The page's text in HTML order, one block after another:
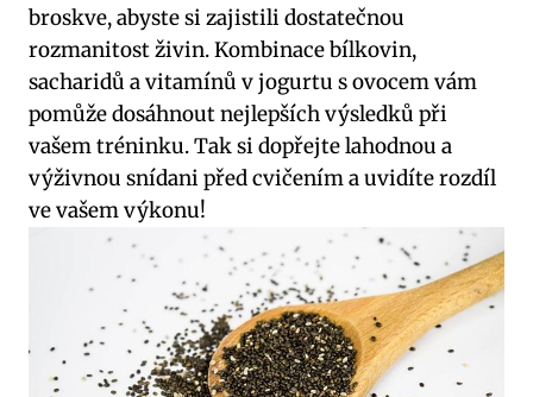
broskve, abyste si zajistili dostatečnou
rozmanitost živin. Kombinace bílkovin,
sacharidů a vitamínů v jogurtu s ovocem vám
pomůže dosáhnout nejlepších výsledků při
vašem tréninku. Tak si dopřejte lahodnou a
výživnou snídani před cvičením a uvidíte rozdíl
ve vašem výkonu!